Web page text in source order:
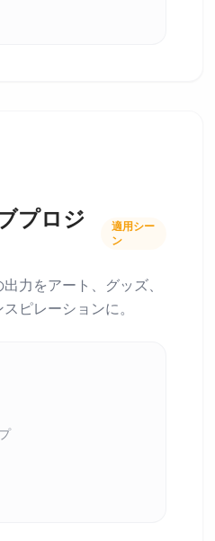
プロジ
適用シー
ン
力をアート、グッズ、
ピレーションに。